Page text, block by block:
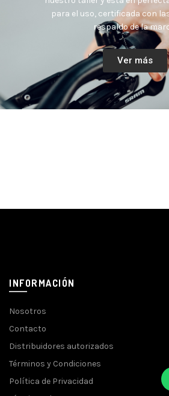
nuestro taller y esta en
para el uso, certificada con
respaldo de la
Ver más
INFORMACIÓN
Nosotros
Contacto
Distribuidores autorizados
Términos y Condiciones
Política de Privacidad